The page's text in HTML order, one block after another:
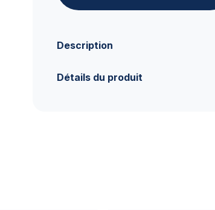
Description
Détails du produit